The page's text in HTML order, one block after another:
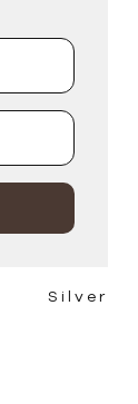
Silver